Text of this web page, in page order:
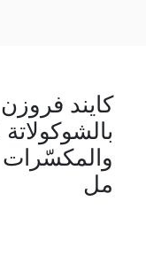
كايند
مل